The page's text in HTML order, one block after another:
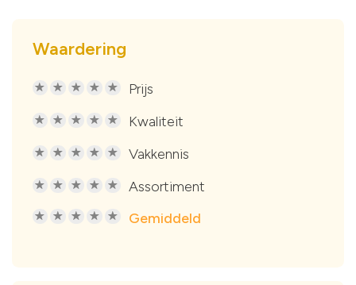
Waardering
R R R R R Prijs
R R R R R Kwaliteit
R R R R R Vakkennis
R R R R R Assortiment
R R R R R Gemiddeld